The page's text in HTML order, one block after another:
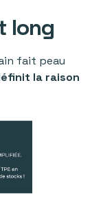
long
fait peau
la raison